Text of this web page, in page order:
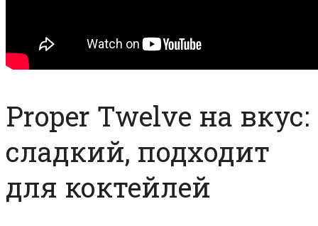
Proper Twelve на вкус:
сладкий, подходит
для коктейлей